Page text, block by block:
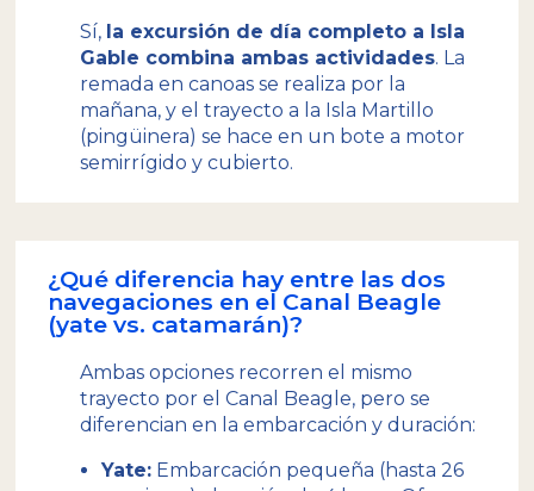
Sí, la excursión de día completo a Isla
Gable combina ambas actividades. La
remada en canoas se realiza por la
mañana, y el trayecto a la Isla Martillo
(pingüinera) se hace en un bote a motor
semirrígido y cubierto.
¿Qué diferencia hay entre las dos
navegaciones en el Canal Beagle
(yate vs. catamarán)?
Ambas opciones recorren el mismo
trayecto por el Canal Beagle, pero se
diferencian en la embarcación y duración:
Yate:Embarcación pequeña (hasta 26